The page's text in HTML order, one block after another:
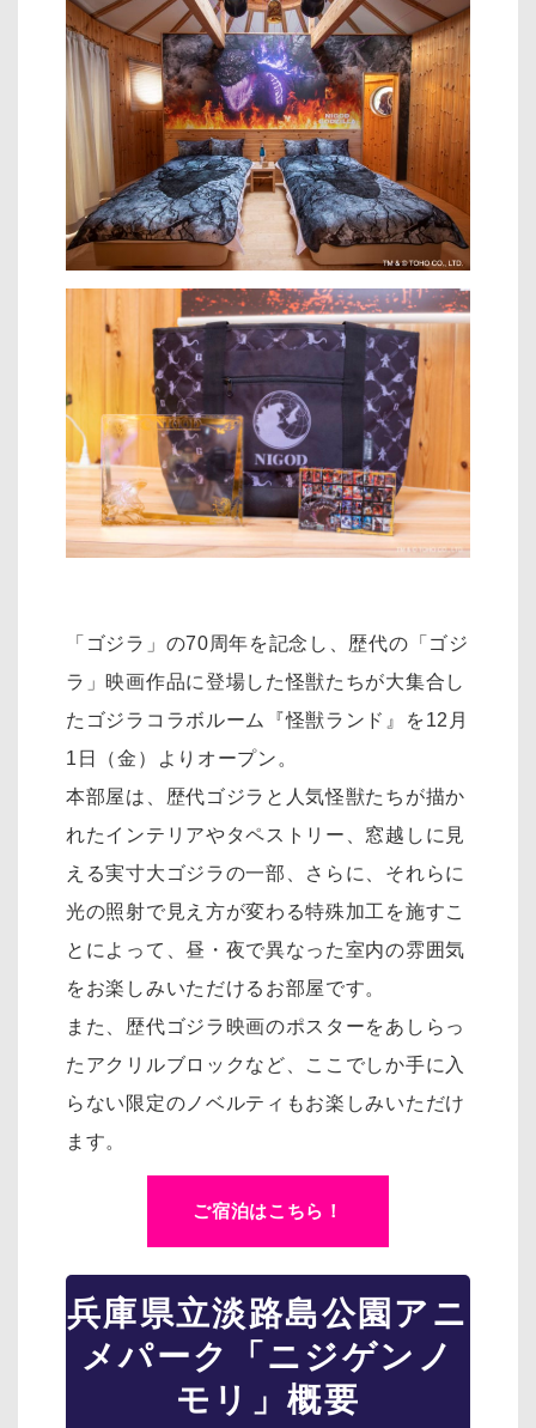
「ゴジラ」の70周年を記念し、歴代の「ゴジ
ラ」映画作品に登場した怪獣たちが大集合し
たゴジラコラボルーム『怪獣ランド』を12月
1日（金）よりオープン。
本部屋は、歴代ゴジラと人気怪獣たちが描か
れたインテリアやタペストリー、窓越しに見
える実寸大ゴジラの一部、さらに、それらに
光の照射で見え方が変わる特殊加工を施すこ
とによって、昼・夜で異なった室内の雰囲気
をお楽しみいただけるお部屋です。
また、歴代ゴジラ映画のポスターをあしらっ
たアクリルブロックなど、ここでしか手に入
らない限定のノベルティもお楽しみいただけ
ます。
ご宿泊はこちら！
兵庫県立淡路島公園アニ
メパーク「ニジゲンノ
モリ」概要